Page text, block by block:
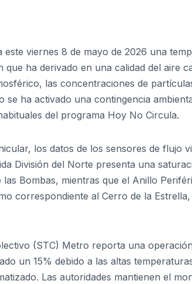
este viernes 8 de mayo de 2026 una
que ha derivado en una calidad del aire
las concentraciones de
se ha activado una contingencia
del programa Hoy No Circula.
los datos de los sensores de flujo
División del Norte presenta una
las Bombas, mientras que el Anillo
correspondiente al Cerro de la
(STC) Metro reporta una
un 15% debido a las altas
Las autoridades mantienen el